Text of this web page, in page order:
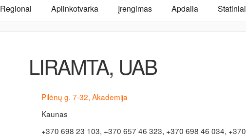
Regionai Aplinkotvarka Įrengimas Apdaila Statiniai
LIRAMTA, UAB
Pilėnų g. 7-32, Akademija
Kaunas
+370 698 23 103, +370 657 46 323, +370 698 46 034, +370